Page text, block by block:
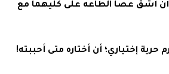
أن أشق عصا الطاعه على كليهما مع
حرية إختياري؛ أن أختاره متى أحببته!